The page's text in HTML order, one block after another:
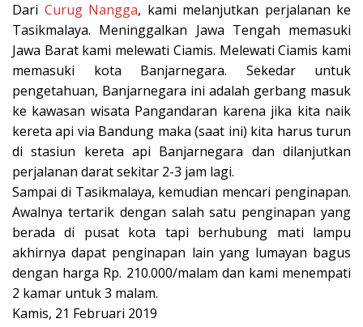
Dari Curug Nangga, kami melanjutkan perjalanan ke
Tasikmalaya. Meninggalkan Jawa Tengah memasuki
Jawa Barat kami melewati Ciamis. Melewati Ciamis kami
memasuki kota Banjarnegara. Sekedar untuk
pengetahuan, Banjarnegara ini adalah gerbang masuk
ke kawasan wisata Pangandaran karena jika kita naik
kereta api via Bandung maka (saat ini) kita harus turun
di stasiun kereta api Banjarnegara dan dilanjutkan
perjalanan darat sekitar 2-3 jam lagi.
Sampai di Tasikmalaya, kemudian mencari penginapan.
Awalnya tertarik dengan salah satu penginapan yang
berada di pusat kota tapi berhubung mati lampu
akhirnya dapat penginapan lain yang lumayan bagus
dengan harga Rp. 210.000/malam dan kami menempati
2 kamar untuk 3 malam.
Kamis, 21 Februari 2019